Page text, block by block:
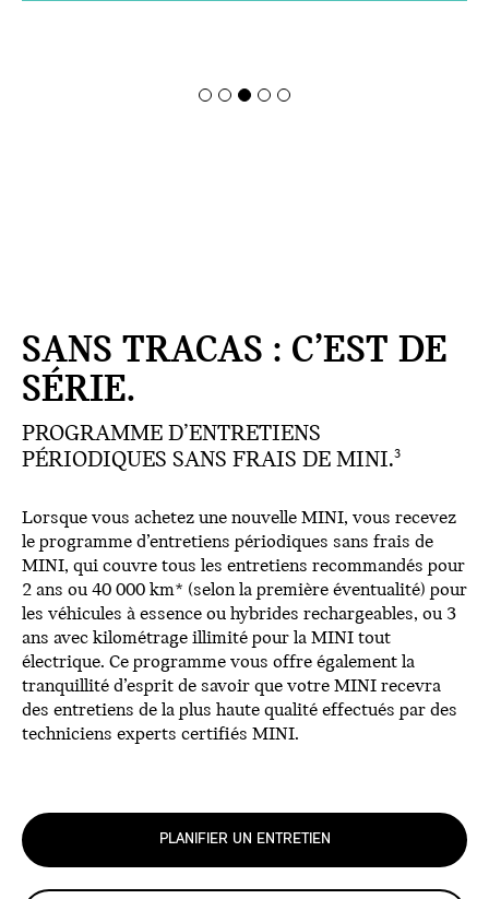
SANS TRACAS : C’EST DE
SÉRIE.
PROGRAMME D’ENTRETIENS
PÉRIODIQUES SANS FRAIS DE MINI.3
Lorsque vous achetez une nouvelle MINI, vous recevez
le programme d’entretiens périodiques sans frais de
MINI, qui couvre tous les entretiens recommandés pour
2 ans ou 40 000 km* (selon la première éventualité) pour
les véhicules à essence ou hybrides rechargeables, ou 3
ans avec kilométrage illimité pour la MINI tout
électrique. Ce programme vous offre également la
tranquillité d’esprit de savoir que votre MINI recevra
des entretiens de la plus haute qualité effectués par des
techniciens experts certifiés MINI.
PLANIFIER UN ENTRETIEN